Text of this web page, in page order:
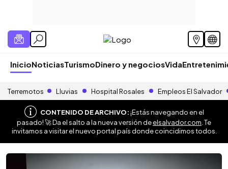
InicioNoticiasTurismoDinero y negociosVida
Terremotos Lluvias Hospital Rosales Empleos El Salvador
CONTENIDO DE ARCHIVO:¡Estás navegando en el
pasado! 🚀 Da el salto a la nueva versión deelsalvador.com . Te
invitamos a visitar el nuevo portal país donde coincidimos todos.